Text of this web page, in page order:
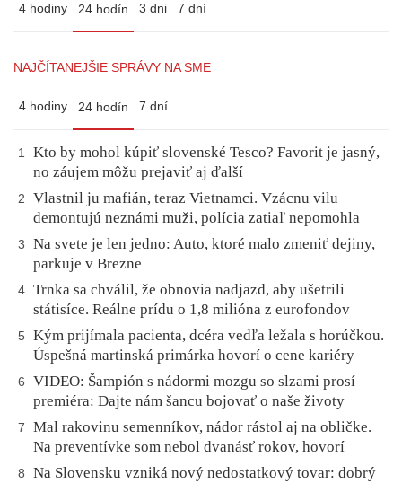
4 hodiny 24 hodín 3 dni 7 dní
NAJČÍTANEJŠIE SPRÁVY NA SME
4 hodiny 24 hodín 7 dní
1
Kto by mohol kúpiť slovenské Tesco? Favorit je jasný,
no záujem môžu prejaviť aj ďalší
2
Vlastnil ju mafián, teraz Vietnamci. Vzácnu vilu
demontujú neznámi muži, polícia zatiaľ nepomohla
3
Na svete je len jedno: Auto, ktoré malo zmeniť dejiny,
parkuje v Brezne
4 Trnka sa chválil, že obnovia nadjazd, aby ušetrili
státisíce. Reálne prídu o 1,8 milióna z eurofondov
5
Kým prijímala pacienta, dcéra vedľa ležala s horúčkou.
Úspešná martinská primárka hovorí o cene kariéry
6
VIDEO: Šampión s nádormi mozgu so slzami prosí
premiéra: Dajte nám šancu bojovať o naše životy
7
Mal rakovinu semenníkov, nádor rástol aj na obličke.
Na preventívke som nebol dvanásť rokov, hovorí
8
Na Slovensku vzniká nový nedostatkový tovar: dobrý